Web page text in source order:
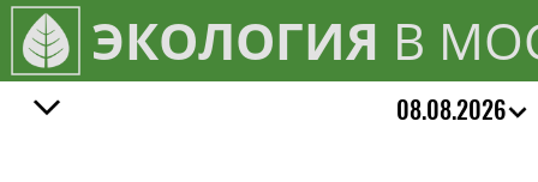
ЭКОЛОГИЯ В
08.08.2026